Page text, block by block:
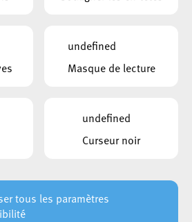
undefined
Masque de lecture
undefined
Curseur noir
tous les paramètres